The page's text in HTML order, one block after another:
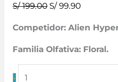
S/199.00 El
original
era:
S/ 99.90El
actual
es:
Competidor: Alien
Familia Olfativa: Floral.
-